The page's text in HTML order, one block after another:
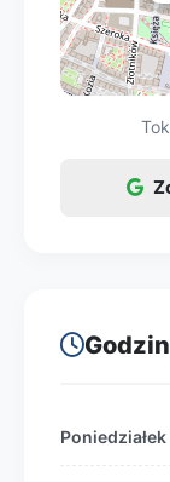
Poniedziałek